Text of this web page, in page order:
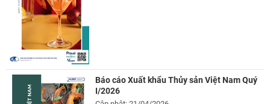
Báo cáo Xuất khẩu Thủy sản Việt Nam Quý
I/2026